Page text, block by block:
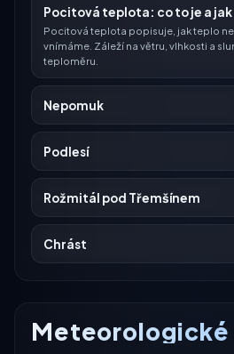
Pocitová teplota: co to je a jak
Pocitová teplota popisuje, jak teplo
vnímáme. Záleží na větru, vlhkosti a
teploměru.
Nepomuk
Podlesí
Rožmitál pod Třemšínem
Chrást
Meteorologické